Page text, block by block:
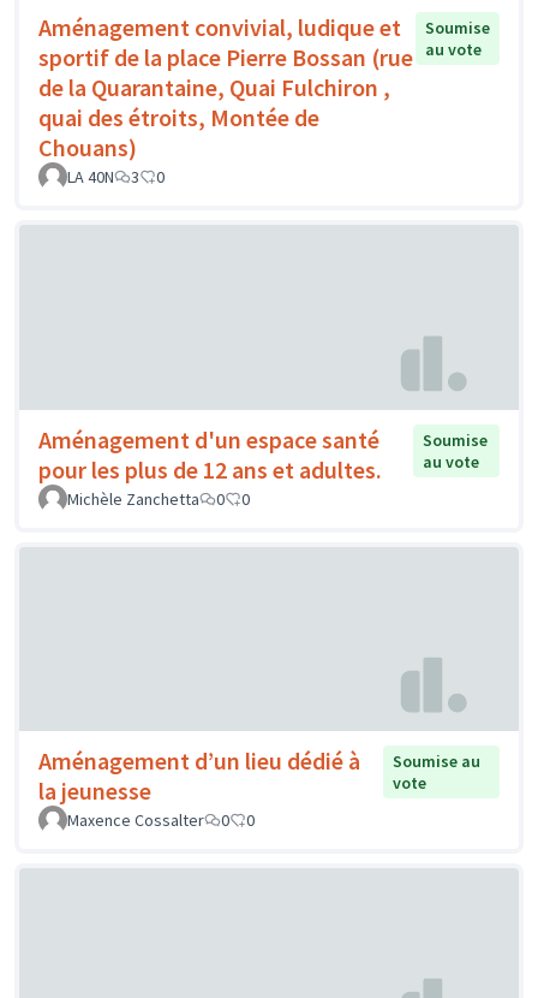
Aménagement convivial, ludique et
sportif de la place Pierre Bossan (rue
de la Quarantaine, Quai Fulchiron ,
quai des étroits, Montée de
Chouans)
Soumise
au vote
LA 40N 3 0
Aménagement d'un espace santé
pour les plus de 12 ans et adultes.
Soumise
au vote
Michèle Zanchetta
0 0
Aménagement d’un lieu dédié à
la jeunesse
Soumise au
vote
Maxence Cossalter
0 0